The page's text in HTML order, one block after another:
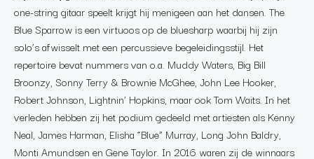
one-string gitaar speelt krijgt hij menigeen aan het dansen. The
Blue Sparrow is een virtuoos op de bluesharp waarbij hij zijn
solo’s afwisselt met een percussieve begeleidingsstijl. Het
repertoire bevat nummers van o.a. Muddy Waters, Big Bill
Broonzy, Sonny Terry & Brownie McGhee, John Lee Hooker,
Robert Johnson, Lightnin’ Hopkins, maar ook Tom Waits. In het
verleden hebben zij het podium gedeeld met artiesten als Kenny
Neal, James Harman, Elisha “Blue” Murray, Long John Baldry,
Monti Amundsen en Gene Taylor. In 2016 waren zij de winnaars